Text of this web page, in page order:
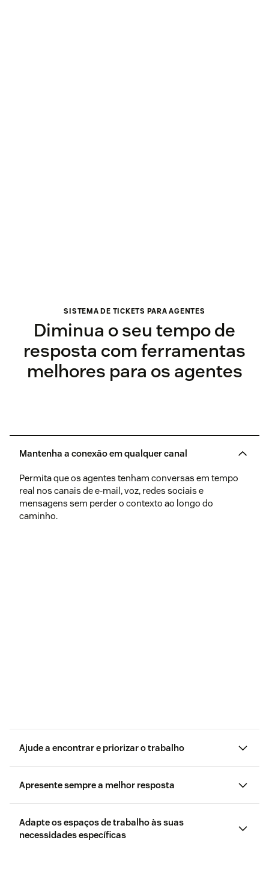
SISTEMA DE TICKETS PARA AGENTES
Diminua o seu tempo de
resposta com ferramentas
melhores para os agentes
Mantenha a conexão em qualquer canal
Permita que os agentes tenham conversas em tempo
real nos canais de e-mail, voz, redes sociais e
mensagens sem perder o contexto ao longo do
caminho.
Ajude a encontrar e priorizar o trabalho
Apresente sempre a melhor resposta
Adapte os espaços de trabalho às suas
necessidades específicas